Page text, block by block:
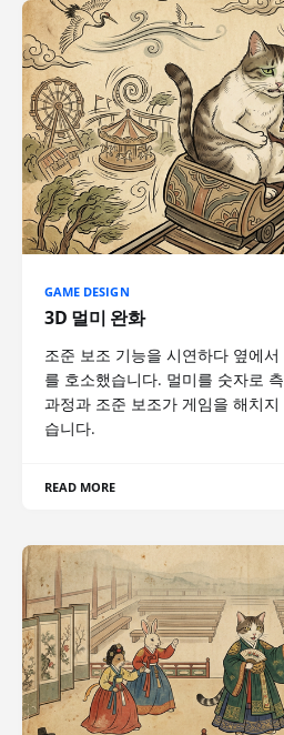
GAME DESIGN
3D 멀미 완화
조준 보조 기능을 시연하다 옆에
를 호소했습니다. 멀미를 숫자로
과정과 조준 보조가 게임을 해치
습니다.
READ MORE